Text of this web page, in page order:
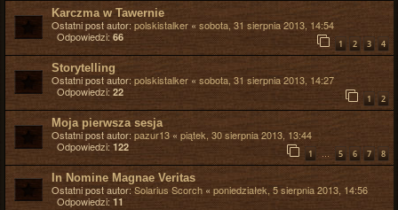
Karczma w Tawernie
Ostatni post autor: polskistalker « sobota, 31 sierpnia 2013, 14:54
Odpowiedzi: 66
1 2 3 4
Storytelling
Ostatni post autor: polskistalker « sobota, 31 sierpnia 2013, 14:27
Odpowiedzi: 22
1 2
Moja pierwsza sesja
Ostatni post autor: pazur13 « piątek, 30 sierpnia 2013, 13:44
Odpowiedzi: 122
1 … 5 6 7 8
In Nomine Magnae Veritas
Ostatni post autor: Solarius Scorch « poniedziałek, 5 sierpnia 2013, 14:56
Odpowiedzi: 11